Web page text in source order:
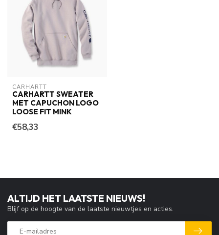
CARHARTT
CARHARTT SWEATER
MET CAPUCHON LOGO
LOOSE FIT MINK
€58,33
ALTIJD HET LAATSTE NIEUWS!
Blijf op de hoogte van de laatste nieuwtjes en acties.